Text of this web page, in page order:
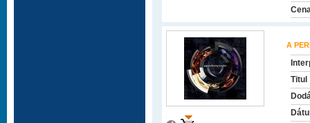
A
Titul